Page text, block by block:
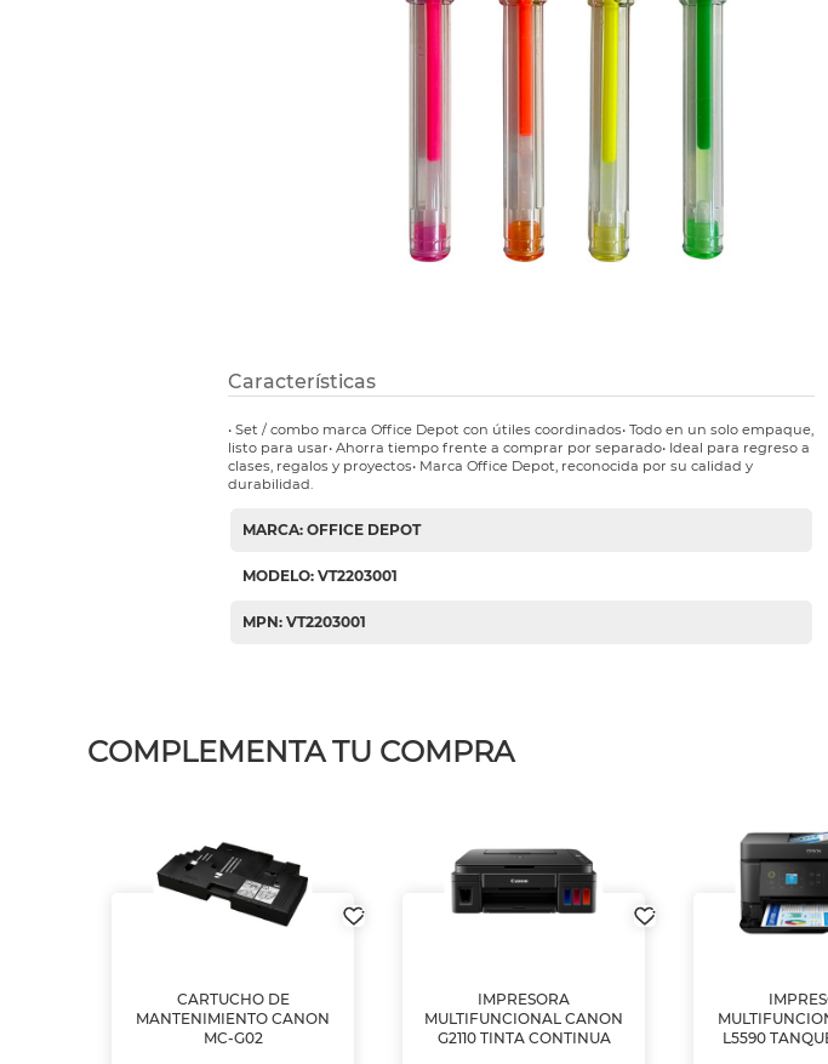
Ver más
Refuerzos para carpeta
Ver más
Características
• Set / combo marca Office Depot con útiles coordinados• Todo en un solo empaque,
listo para usar• Ahorra tiempo frente a comprar por separado• Ideal para regreso a
clases, regalos y proyectos• Marca Office Depot, reconocida por su calidad y
durabilidad.
MARCA: OFFICE DEPOT
MODELO: VT2203001
MPN: VT2203001
COMPLEMENTA TU COMPRA
CARTUCHO DE
MANTENIMIENTO CANON
MC-G02
IMPRESORA
MULTIFUNCIONAL CANON
G2110 TINTA CONTINUA
L5590